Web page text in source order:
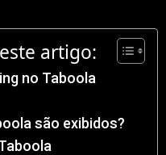
artigo:
no Taboola
são exibidos?